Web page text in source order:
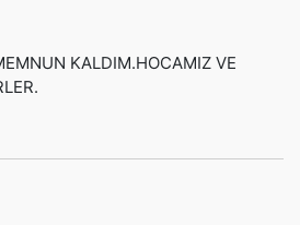
KALDIM.HOCAMIZ VE